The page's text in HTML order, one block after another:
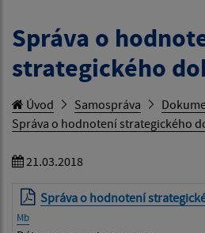
Správa o
strategického
Úvod Samospráva
Správa o hodnotení strategického
21.03.2018
Správa o hodnotení
Mb